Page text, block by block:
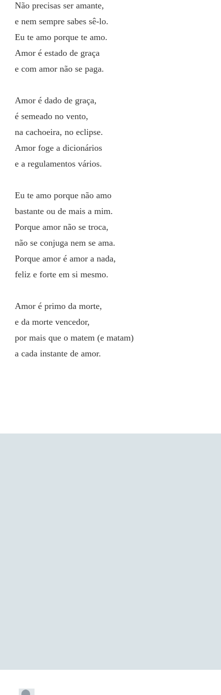
Não precisas ser amante,
e nem sempre sabes sê-lo.
Eu te amo porque te amo.
Amor é estado de graça
e com amor não se paga.
Amor é dado de graça,
é semeado no vento,
na cachoeira, no eclipse.
Amor foge a dicionários
e a regulamentos vários.
Eu te amo porque não amo
bastante ou de mais a mim.
Porque amor não se troca,
não se conjuga nem se ama.
Porque amor é amor a nada,
feliz e forte em si mesmo.
Amor é primo da morte,
e da morte vencedor,
por mais que o matem (e matam)
a cada instante de amor.